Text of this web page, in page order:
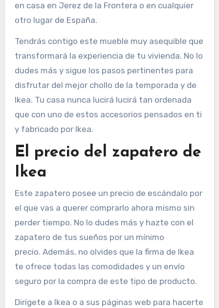
en casa en Jerez de la Frontera o en cualquier
otro lugar de España.
Tendrás contigo este mueble muy asequible que
transformará la experiencia de tu vivienda. No lo
dudes más y sigue los pasos pertinentes para
disfrutar del mejor chollo de la temporada y de
Ikea. Tu casa nunca lucirá lucirá tan ordenada
que con uno de estos accesorios pensados en ti
y fabricado por Ikea.
El precio del zapatero de
Ikea
Este zapatero posee un precio de escándalo por
el que vas a querer comprarlo ahora mismo sin
perder tiempo. No lo dudes más y hazte con el
zapatero de tus sueños por un mínimo
precio. Además, no olvides que la firma de Ikea
te ofrece todas las comodidades y un envío
seguro por la compra de este tipo de producto.
Dirígete a Ikea o a sus páginas web para hacerte